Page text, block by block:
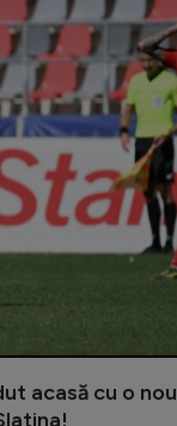
acasă cu o